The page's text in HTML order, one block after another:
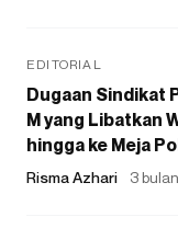
EDITORIAL
Dugaan Sindikat
M yang Libatkan
hingga ke Meja
Risma Azhari 3